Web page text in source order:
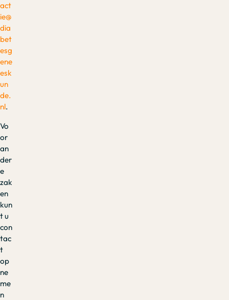
act
ie@
dia
bet
esg
ene
esk
un
de.
nl.
Vo
or
an
der
e
zak
en
kun
t u
con
tac
t
op
ne
me
n